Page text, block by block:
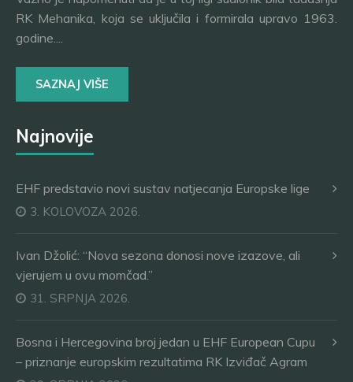
RK Mehanika, koja se uključila i formirala upravo 1963.
godine....
SAZNAJ VIŠE
Najnovije
EHF predstavio novi sustav natjecanja Europske lige
3. KOLOVOZA 2026.
Ivan Džolić: “Nova sezona donosi nove izazove, ali
vjerujem u ovu momčad.”
31. SRPNJA 2026.
Bosna i Hercegovina broj jedan u EHF European Cupu
– priznanje europskim rezultatima RK Izviđač Agram